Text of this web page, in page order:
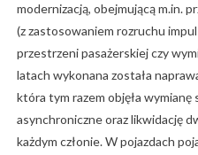
modernizacją, obejmującą m.in.
(z zastosowaniem rozruchu
przestrzeni pasażerskiej czy
latach wykonana została
która tym razem objęła
asynchroniczne oraz likwidację
każdym członie. W pojazdach